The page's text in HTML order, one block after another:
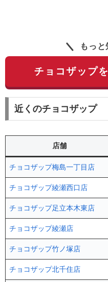
もっと
チョコザップ
近くのチョコザップ
店舗
チョコザップ梅島一丁目店
チョコザップ綾瀬西口店
チョコザップ足立本木東店
チョコザップ綾瀬店
チョコザップ竹ノ塚店
チョコザップ北千住店